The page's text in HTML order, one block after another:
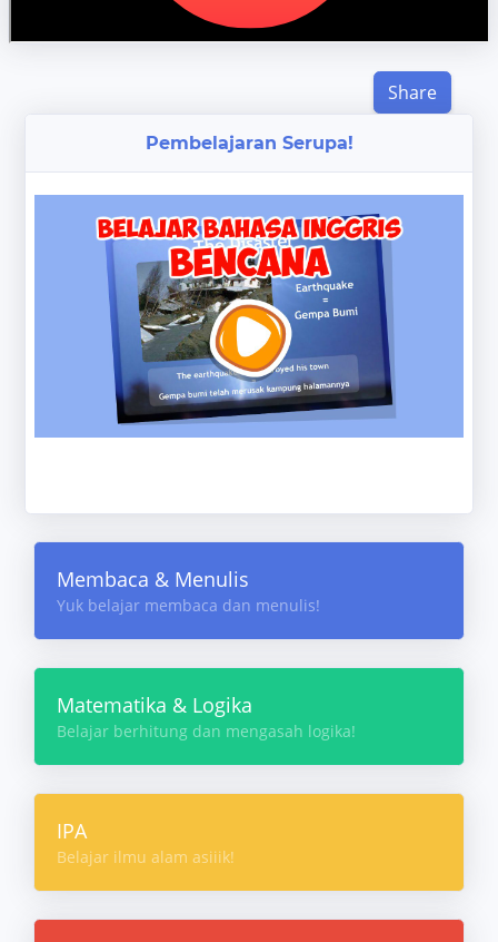
Share
Pembelajaran Serupa!
Membaca & Menulis
Yuk belajar membaca dan menulis!
Matematika & Logika
Belajar berhitung dan mengasah logika!
IPA
Belajar ilmu alam asiiik!